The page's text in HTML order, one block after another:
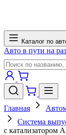
Каталог по
Авто в пути на
Главная
Система
с катализатором